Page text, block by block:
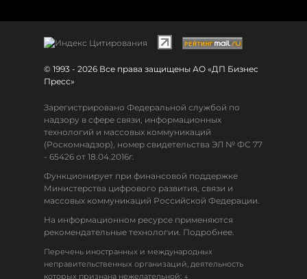
© 1993 - 2026 Все права защищены АО «ДП Бизнес
Пресс»
Зарегистрировано Федеральной службой по
надзору в сфере связи, информационных
технологий и массовых коммуникаций
(Роскомнадзор), номер свидетельства ЭЛ № ФС 77
- 65426 от 18.04.2016г.
Функционирует при финансовой поддержке
Министерства цифрового развития, связи и
массовых коммуникаций Российской Федерации.
На информационном ресурсе применяются
рекомендательные технологии. Подробнее.
Перечень иностранных и международных
неправительственных организаций, деятельность
которых признана нежелательной: ↓